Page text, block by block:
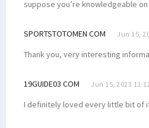
suppose you’re knowledgeable
SPORTSTOTOMEN COM Jun 15,
Thank you, very interesting
19GUIDE03 COM Jun 15, 2023
I definitely loved every little bit of